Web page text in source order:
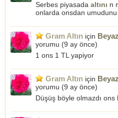
Serbes piyasada altını n
onlarda onsdan
Gram Altın için
yorumu (9 ay önce)
1 ons 1 TL yapiyor
Gram Altın için
yorumu (9 ay önce)
Düşüş böyle olmazdı